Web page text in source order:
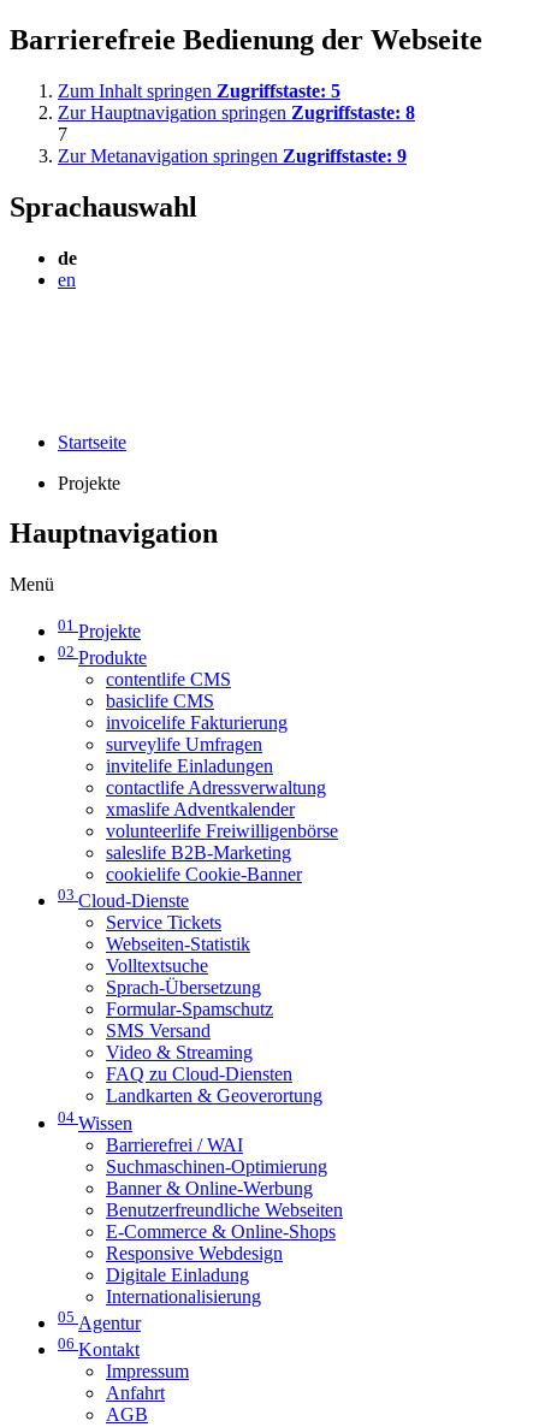
Barrierefreie Bedienung der Webseite
Zum Inhalt springen Zugriffstaste: 5
Zur Hauptnavigation springen Zugriffstaste: 8
7
Zur Metanavigation springen Zugriffstaste: 9
Sprachauswahl
de
en
Startseite
Projekte
Hauptnavigation
Menü
01 Projekte
02 Produkte
contentlife CMS
basiclife CMS
invoicelife Fakturierung
surveylife Umfragen
invitelife Einladungen
contactlife Adressverwaltung
xmaslife Adventkalender
volunteerlife Freiwilligenbörse
saleslife B2B-Marketing
cookielife Cookie-Banner
03 Cloud-Dienste
Service Tickets
Webseiten-Statistik
Volltextsuche
Sprach-Übersetzung
Formular-Spamschutz
SMS Versand
Video & Streaming
FAQ zu Cloud-Diensten
Landkarten & Geoverortung
04 Wissen
Barrierefrei / WAI
Suchmaschinen-Optimierung
Banner & Online-Werbung
Benutzerfreundliche Webseiten
E-Commerce & Online-Shops
Responsive Webdesign
Digitale Einladung
Internationalisierung
05 Agentur
06 Kontakt
Impressum
Anfahrt
AGB